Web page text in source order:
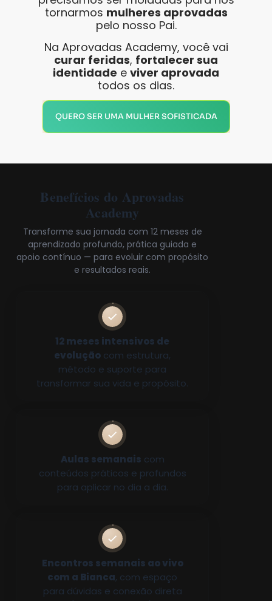
tornarmos mulheres aprovadas
pelo nosso Pai.
Na Aprovadas Academy, você vai
curar feridas, fortalecer sua
identidade e viver aprovada
todos os dias.
QUERO SER UMA MULHER SOFISTICADA
Benefícios do Aprovadas
Academy
Transforme sua jornada com 12 meses de
aprendizado profundo, prática guiada e
apoio contínuo — para evoluir com propósito
e resultados reais.
12 meses intensivos de
evolução com estrutura,
método e suporte para
transformar sua vida e propósito.
Aulas semanais com
conteúdos práticos e profundos
para aplicar no dia a dia.
Encontros semanais ao vivo
com a Bianca, com espaço
para dúvidas e conexão direta